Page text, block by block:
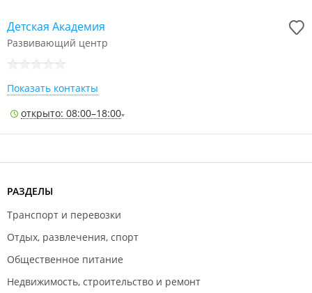
Детская Академия
Развивающий центр
Показать контакты
открыто: 08:00–18:00
РАЗДЕЛЫ
Транспорт и перевозки
Отдых, развлечения, спорт
Общественное питание
Недвижимость, строительство и ремонт